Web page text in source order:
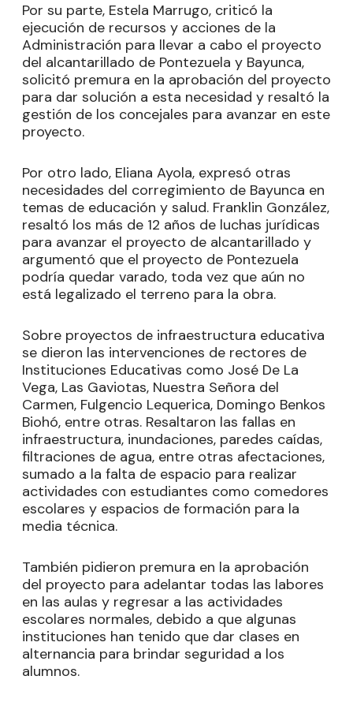
Por su parte, Estela Marrugo, criticó la
ejecución de recursos y acciones de la
Administración para llevar a cabo el proyecto
del alcantarillado de Pontezuela y Bayunca,
solicitó premura en la aprobación del proyecto
para dar solución a esta necesidad y resaltó la
gestión de los concejales para avanzar en este
proyecto.
Por otro lado, Eliana Ayola, expresó otras
necesidades del corregimiento de Bayunca en
temas de educación y salud. Franklin González,
resaltó los más de 12 años de luchas jurídicas
para avanzar el proyecto de alcantarillado y
argumentó que el proyecto de Pontezuela
podría quedar varado, toda vez que aún no
está legalizado el terreno para la obra.
Sobre proyectos de infraestructura educativa
se dieron las intervenciones de rectores de
Instituciones Educativas como José De La
Vega, Las Gaviotas, Nuestra Señora del
Carmen, Fulgencio Lequerica, Domingo Benkos
Biohó, entre otras. Resaltaron las fallas en
infraestructura, inundaciones, paredes caídas,
filtraciones de agua, entre otras afectaciones,
sumado a la falta de espacio para realizar
actividades con estudiantes como comedores
escolares y espacios de formación para la
media técnica.
También pidieron premura en la aprobación
del proyecto para adelantar todas las labores
en las aulas y regresar a las actividades
escolares normales, debido a que algunas
instituciones han tenido que dar clases en
alternancia para brindar seguridad a los
alumnos.